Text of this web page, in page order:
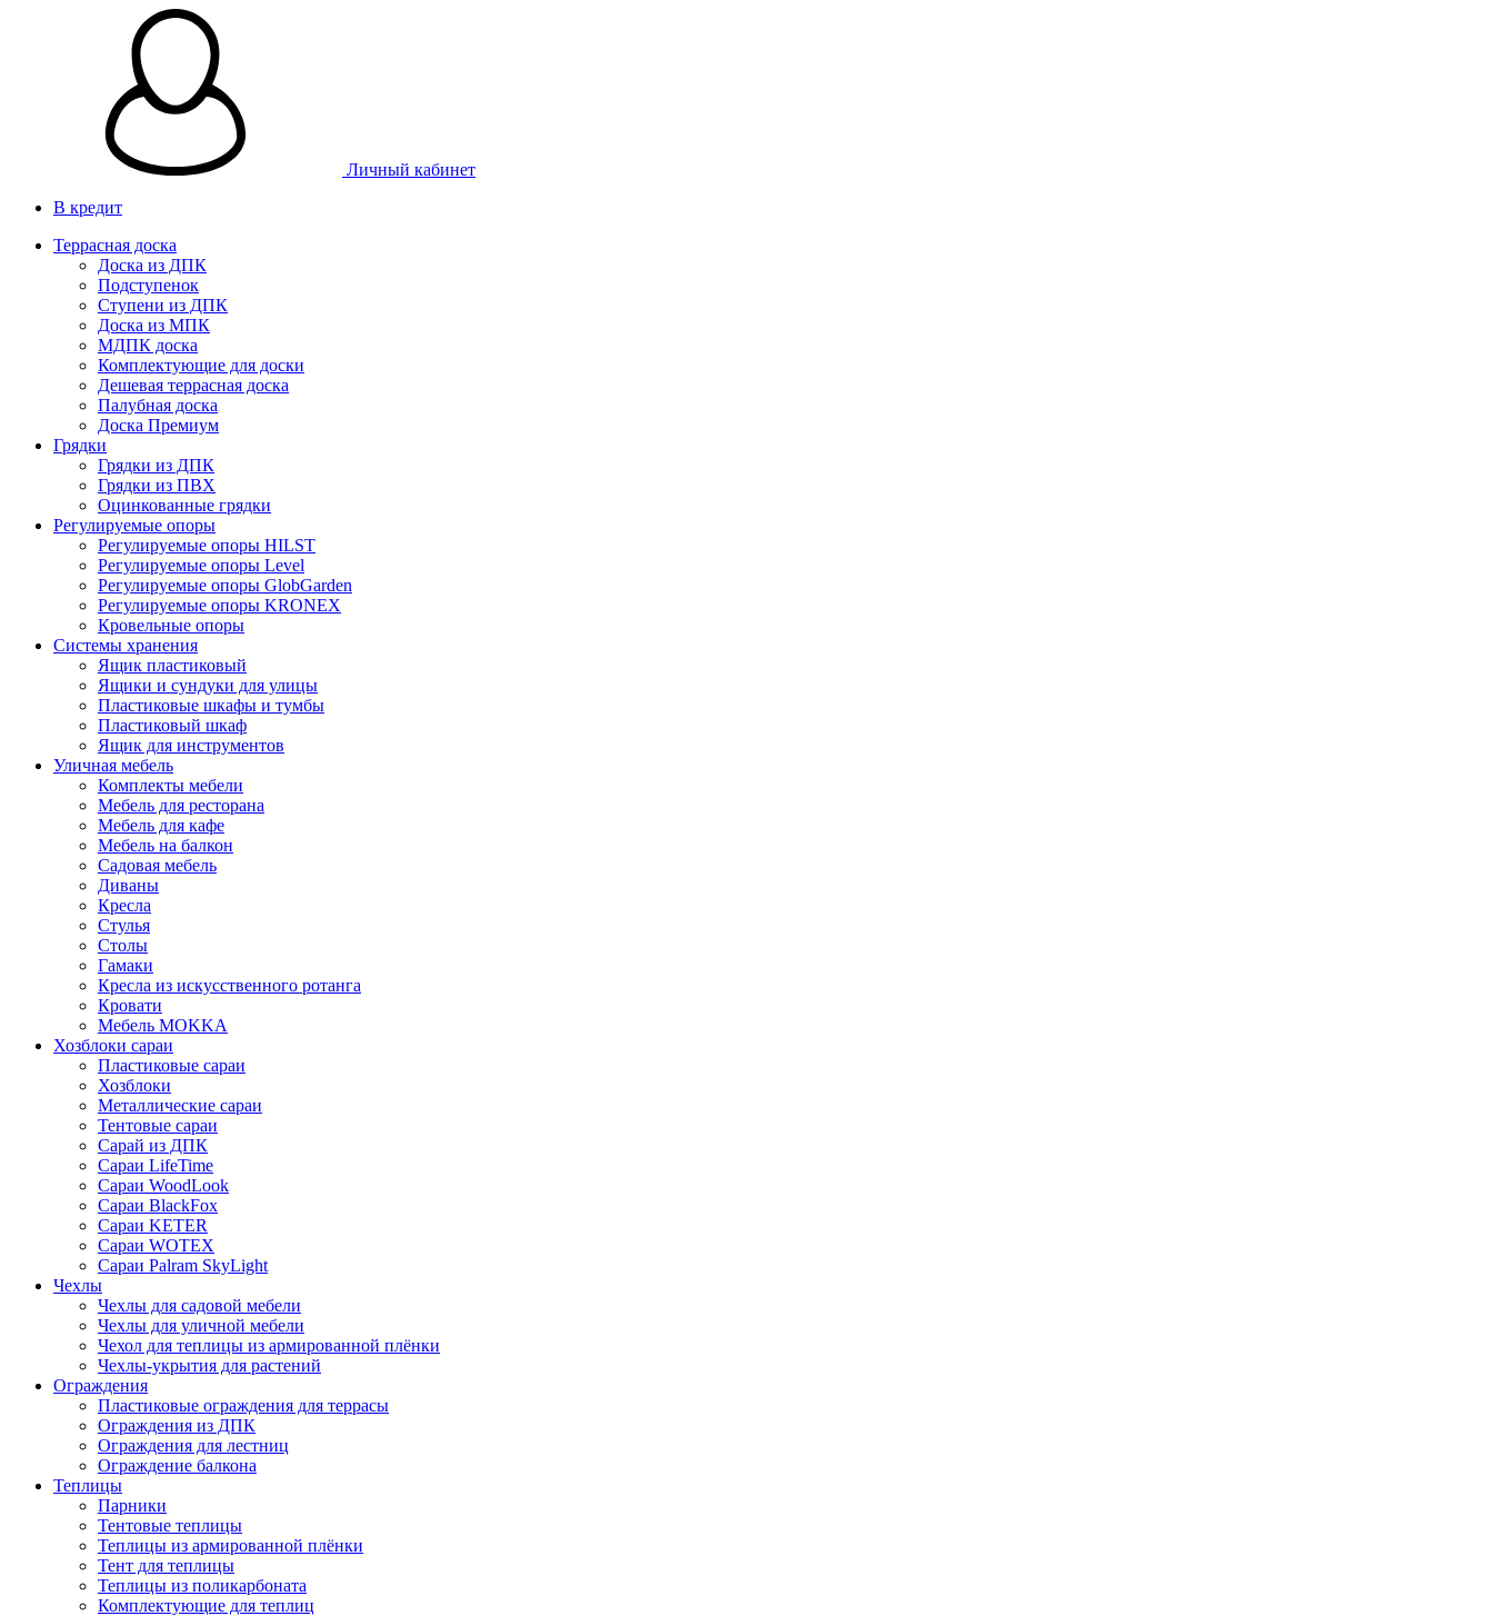
Личный кабинет
В кредит
Террасная доска
Доска из ДПК
Подступенок
Ступени из ДПК
Доска из МПК
МДПК доска
Комплектующие для доски
Дешевая террасная доска
Палубная доска
Доска Премиум
Грядки
Грядки из ДПК
Грядки из ПВХ
Оцинкованные грядки
Регулируемые опоры
Регулируемые опоры HILST
Регулируемые опоры Level
Регулируемые опоры GlobGarden
Регулируемые опоры KRONEX
Кровельные опоры
Системы хранения
Ящик пластиковый
Ящики и сундуки для улицы
Пластиковые шкафы и тумбы
Пластиковый шкаф
Ящик для инструментов
Уличная мебель
Комплекты мебели
Мебель для ресторана
Мебель для кафе
Мебель на балкон
Садовая мебель
Диваны
Кресла
Стулья
Столы
Гамаки
Кресла из искусственного ротанга
Кровати
Мебель MOKKA
Хозблоки сараи
Пластиковые сараи
Хозблоки
Металлические сараи
Тентовые сараи
Сарай из ДПК
Cараи LifeTime
Cараи WoodLook
Сараи BlackFox
Сараи KETER
Сараи WOTEX
Сараи Palram SkyLight
Чехлы
Чехлы для садовой мебели
Чехлы для уличной мебели
Чехол для теплицы из армированной плёнки
Чехлы-укрытия для растений
Ограждения
Пластиковые ограждения для террасы
Ограждения из ДПК
Ограждения для лестниц
Ограждение балкона
Теплицы
Парники
Тентовые теплицы
Теплицы из армированной плёнки
Тент для теплицы
Теплицы из поликарбоната
Комплектующие для теплиц